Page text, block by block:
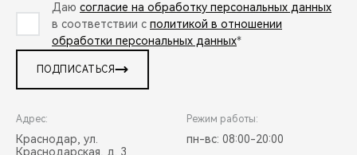
Даю согласие на обработку персональных данных
в соответствии с политикой в отношении
обработки персональных данных*
ПОДПИСАТЬСЯ
Адрес:
Краснодар, ул.
Краснодарская, д. 3
Режим работы:
пн-вс: 08:00-20:00